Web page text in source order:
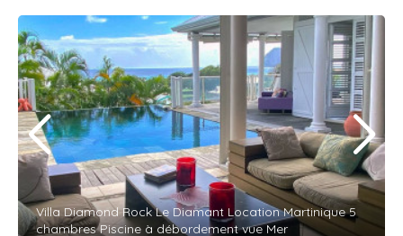
Villa Diamond Rock Le Diamant Location Martinique 5
chambres Piscine à débordement vue Mer